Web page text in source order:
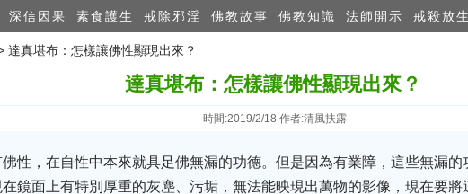
深信因果 素食護生 戒除邪淫 佛教故事 佛教知識 法師開示 戒殺放生
達真堪布：怎樣讓佛性顯現出來？
達真堪布：怎樣讓佛性顯現出來？
時間:2019/2/18 作者:清風扶露
性，在自性中本來就具足佛無漏的功德。但是因為有業障，這些無漏
鏡面上有特別厚重的灰塵、污垢，無法能映現出萬物的影像，現在要將